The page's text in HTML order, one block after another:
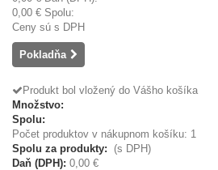
0,00 € Spolu:
Ceny sú s DPH
Pokladňa
Produkt bol vložený do Vášho košíka
Množstvo:
Spolu:
Počet produktov v nákupnom košíku: 1
Spolu za produkty:
(s DPH)
Daň (DPH): 0,00 €